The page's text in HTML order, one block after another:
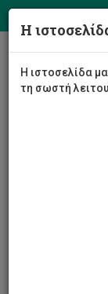
Η
Η ιστοσελίδα
τη σωστή